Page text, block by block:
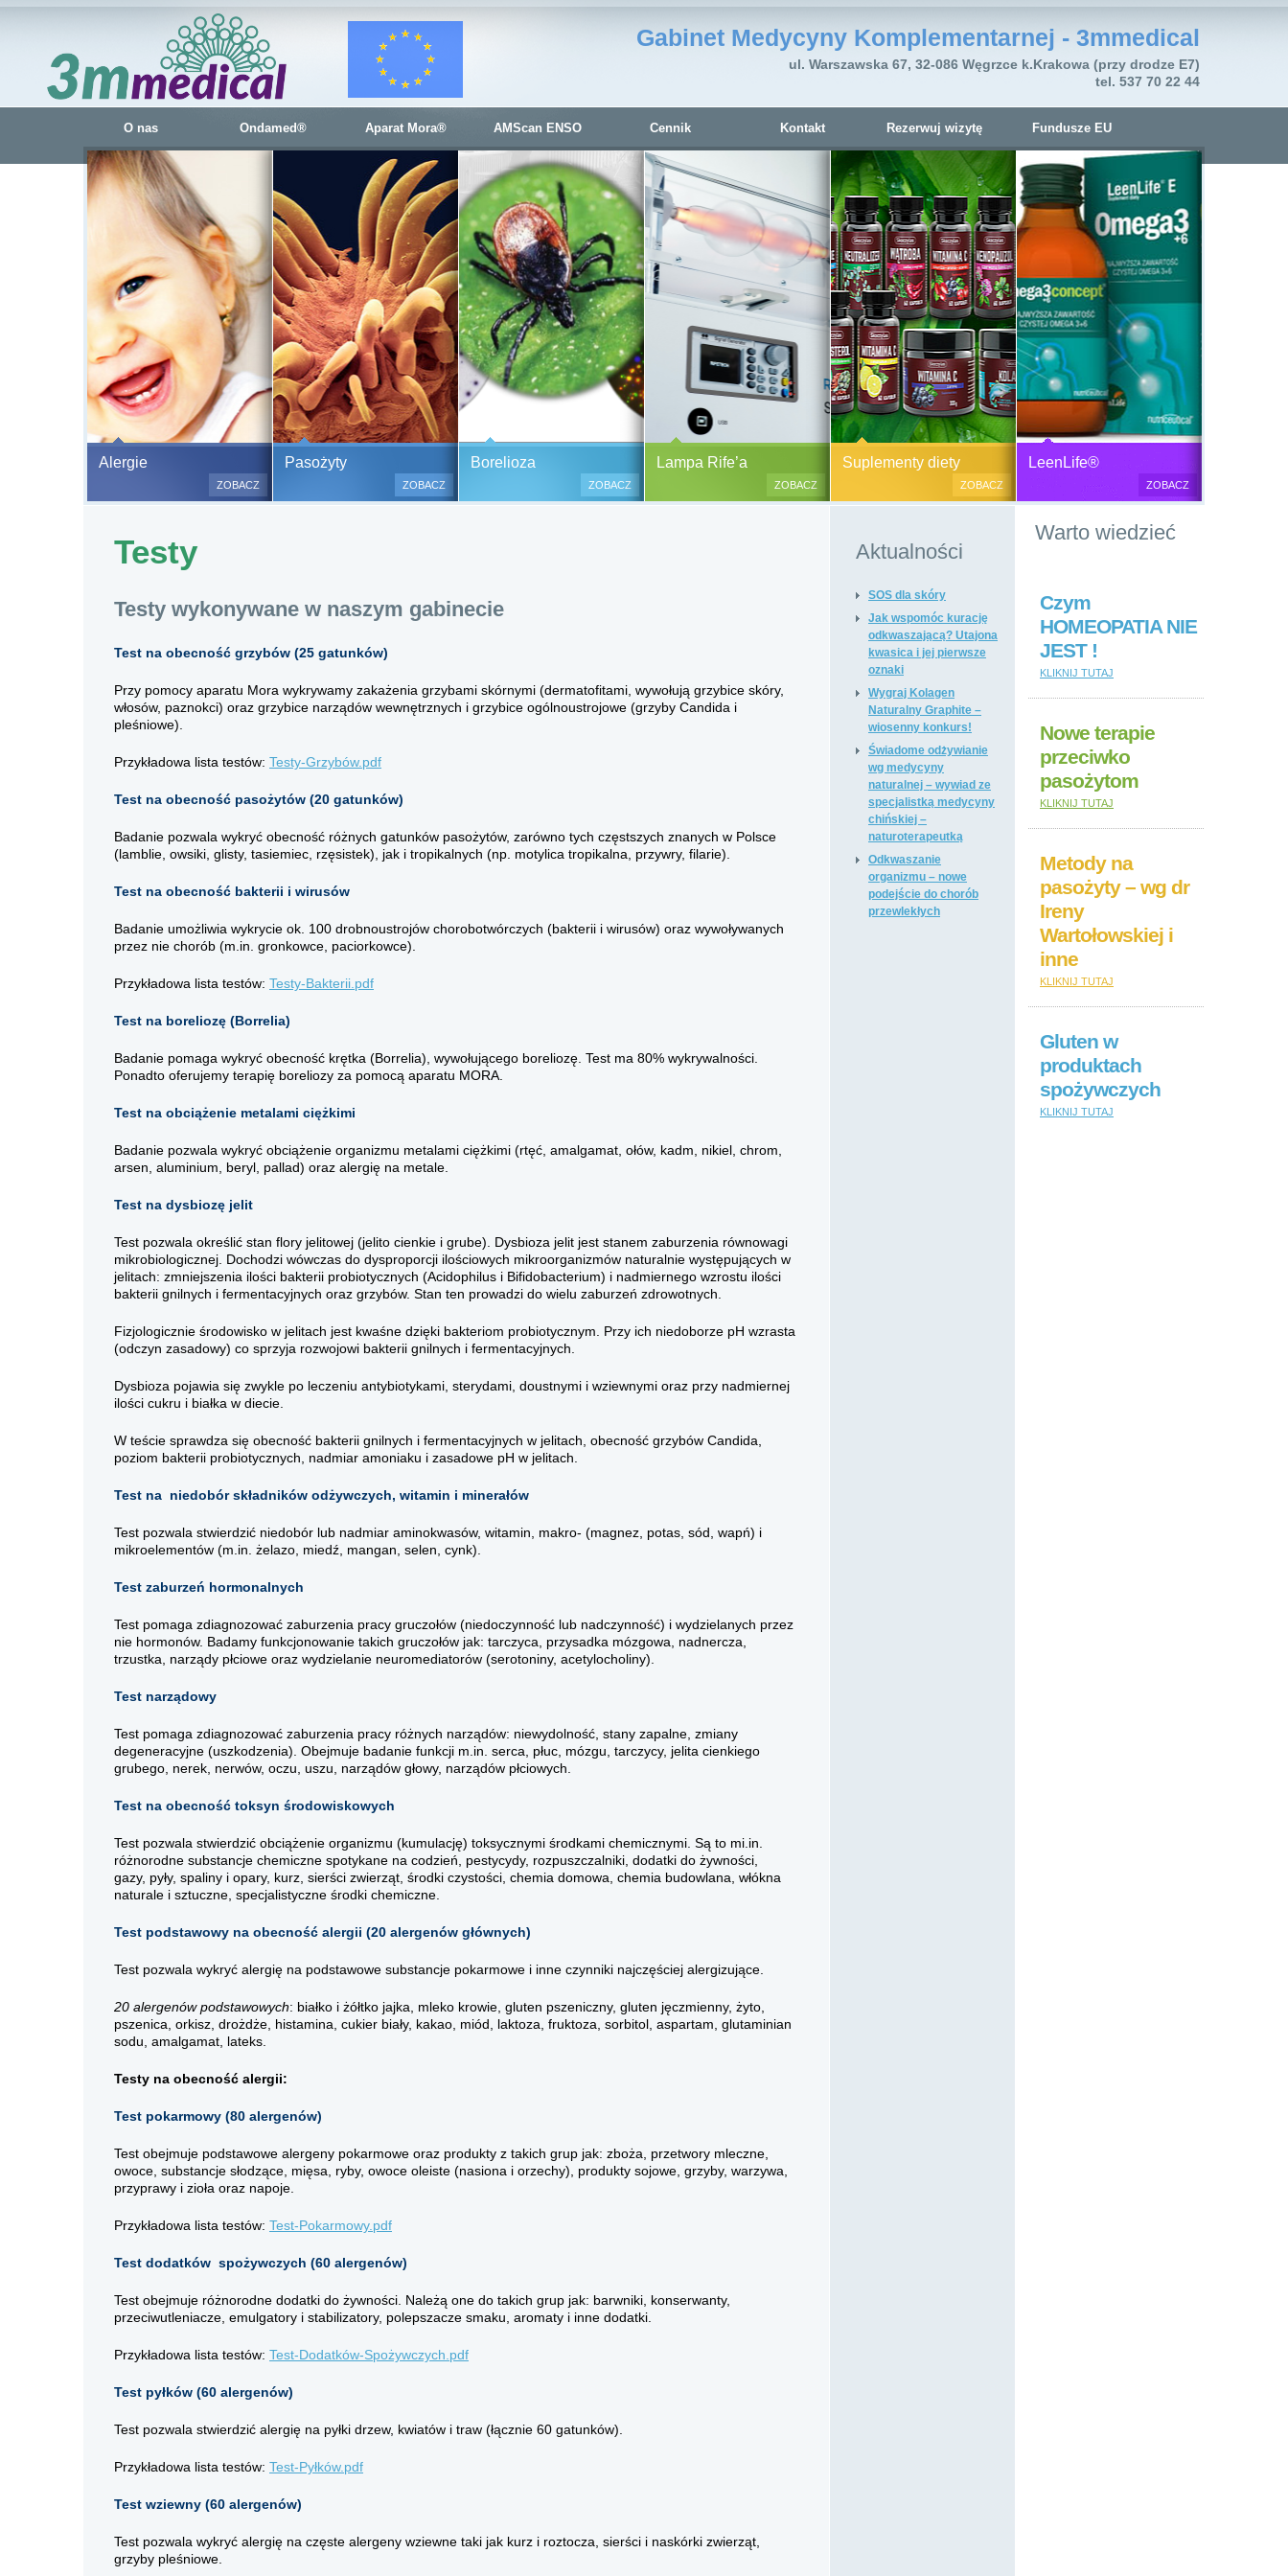
O nas Ondamed® Aparat Mora® AMScan ENSO Cennik Kontakt Rezerwuj wizytę Fundusze EU
Gabinet Medycyny Komplementarnej - 3mmedical
ul. Warszawska 67, 32-086 Węgrzce k.Krakowa (przy drodze E7)
tel. 537 70 22 44
Alergie
Bezbolesne testy alergiczne na ok.
500 alergenów oraz zabiegi
odczulające.
ZOBACZ
Pasożyty
Pasożyty, grzyby, bakterie
(BORELIOZA) i wirusy – diagnostyka
meszki.
ZOBACZ
Borelioza Borelioza i koinfekcje
ZOBACZ
Lampa Rife’a
Generator plazmy
ZOBACZ
Suplementy diety
Suplementy diety, zdrowa żywność i
przeciwbakteryjne, przeciwgrzybicze
ogólnie wzmacniające i regulujące
funkcje organizmu, dietetyczne i
regulujące pracę układu
tkanki łącznej i kosmetyki naturalne,
Nona, Colway, Morinda, Forever.
ZOBACZ
LeenLife®
ZOBACZ
Testy
Testy wykonywane w naszym gabinecie
Test na obecność grzybów (25 gatunków)
Przy pomocy aparatu Mora wykrywamy zakażenia grzybami skórnymi (dermatofitami, wywołują grzybice skóry,
włosów, paznokci) oraz grzybice narządów wewnętrznych i grzybice ogólnoustrojowe (grzyby Candida i
pleśniowe).
Przykładowa lista testów: Testy-Grzybów.pdf
Test na obecność pasożytów (20 gatunków)
Badanie pozwala wykryć obecność różnych gatunków pasożytów, zarówno tych częstszych znanych w Polsce
(lamblie, owsiki, glisty, tasiemiec, rzęsistek), jak i tropikalnych (np. motylica tropikalna, przywry, filarie).
Test na obecność bakterii i wirusów
Badanie umożliwia wykrycie ok. 100 drobnoustrojów chorobotwórczych (bakterii i wirusów) oraz wywoływanych
przez nie chorób (m.in. gronkowce, paciorkowce).
Przykładowa lista testów: Testy-Bakterii.pdf
Test na boreliozę (Borrelia)
Badanie pomaga wykryć obecność krętka (Borrelia), wywołującego boreliozę. Test ma 80% wykrywalności.
Ponadto oferujemy terapię boreliozy za pomocą aparatu MORA.
Test na obciążenie metalami ciężkimi
Badanie pozwala wykryć obciążenie organizmu metalami ciężkimi (rtęć, amalgamat, ołów, kadm, nikiel, chrom,
arsen, aluminium, beryl, pallad) oraz alergię na metale.
Test na dysbiozę jelit
Test pozwala określić stan flory jelitowej (jelito cienkie i grube). Dysbioza jelit jest stanem zaburzenia równowagi
mikrobiologicznej. Dochodzi wówczas do dysproporcji ilościowych mikroorganizmów naturalnie występujących w
jelitach: zmniejszenia ilości bakterii probiotycznych (Acidophilus i Bifidobacterium) i nadmiernego wzrostu ilości
bakterii gnilnych i fermentacyjnych oraz grzybów. Stan ten prowadzi do wielu zaburzeń zdrowotnych.
Fizjologicznie środowisko w jelitach jest kwaśne dzięki bakteriom probiotycznym. Przy ich niedoborze pH wzrasta
(odczyn zasadowy) co sprzyja rozwojowi bakterii gnilnych i fermentacyjnych.
Dysbioza pojawia się zwykle po leczeniu antybiotykami, sterydami, doustnymi i wziewnymi oraz przy nadmiernej
ilości cukru i białka w diecie.
W teście sprawdza się obecność bakterii gnilnych i fermentacyjnych w jelitach, obecność grzybów Candida,
poziom bakterii probiotycznych, nadmiar amoniaku i zasadowe pH w jelitach.
Test na niedobór składników odżywczych, witamin i minerałów
Test pozwala stwierdzić niedobór lub nadmiar aminokwasów, witamin, makro- (magnez, potas, sód, wapń) i
mikroelementów (m.in. żelazo, miedź, mangan, selen, cynk).
Test zaburzeń hormonalnych
Test pomaga zdiagnozować zaburzenia pracy gruczołów (niedoczynność lub nadczynność) i wydzielanych przez
nie hormonów. Badamy funkcjonowanie takich gruczołów jak: tarczyca, przysadka mózgowa, nadnercza,
trzustka, narządy płciowe oraz wydzielanie neuromediatorów (serotoniny, acetylocholiny).
Test narządowy
Test pomaga zdiagnozować zaburzenia pracy różnych narządów: niewydolność, stany zapalne, zmiany
degeneracyjne (uszkodzenia). Obejmuje badanie funkcji m.in. serca, płuc, mózgu, tarczycy, jelita cienkiego
grubego, nerek, nerwów, oczu, uszu, narządów głowy, narządów płciowych.
Test na obecność toksyn środowiskowych
Test pozwala stwierdzić obciążenie organizmu (kumulację) toksycznymi środkami chemicznymi. Są to mi.in.
różnorodne substancje chemiczne spotykane na codzień, pestycydy, rozpuszczalniki, dodatki do żywności,
gazy, pyły, spaliny i opary, kurz, sierści zwierząt, środki czystości, chemia domowa, chemia budowlana, włókna
naturale i sztuczne, specjalistyczne środki chemiczne.
Test podstawowy na obecność alergii (20 alergenów głównych)
Test pozwala wykryć alergię na podstawowe substancje pokarmowe i inne czynniki najczęściej alergizujące.
20 alergenów podstawowych: białko i żółtko jajka, mleko krowie, gluten pszeniczny, gluten jęczmienny, żyto,
pszenica, orkisz, drożdże, histamina, cukier biały, kakao, miód, laktoza, fruktoza, sorbitol, aspartam, glutaminian
sodu, amalgamat, lateks.
Testy na obecność alergii:
Test pokarmowy (80 alergenów)
Test obejmuje podstawowe alergeny pokarmowe oraz produkty z takich grup jak: zboża, przetwory mleczne,
owoce, substancje słodzące, mięsa, ryby, owoce oleiste (nasiona i orzechy), produkty sojowe, grzyby, warzywa,
przyprawy i zioła oraz napoje.
Przykładowa lista testów: Test-Pokarmowy.pdf
Test dodatków spożywczych (60 alergenów)
Test obejmuje różnorodne dodatki do żywności. Należą one do takich grup jak: barwniki, konserwanty,
przeciwutleniacze, emulgatory i stabilizatory, polepszacze smaku, aromaty i inne dodatki.
Przykładowa lista testów: Test-Dodatków-Spożywczych.pdf
Test pyłków (60 alergenów)
Test pozwala stwierdzić alergię na pyłki drzew, kwiatów i traw (łącznie 60 gatunków).
Przykładowa lista testów: Test-Pyłków.pdf
Test wziewny (60 alergenów)
Test pozwala wykryć alergię na częste alergeny wziewne taki jak kurz i roztocza, sierści i naskórki zwierząt,
grzyby pleśniowe.
Aktualności
SOS dla skóry
Jak wspomóc kurację
odkwaszającą? Utajona
kwasica i jej pierwsze
oznaki
Wygraj Kolagen
Naturalny Graphite –
wiosenny konkurs!
Świadome odżywianie
wg medycyny
naturalnej – wywiad ze
specjalistką medycyny
chińskiej –
naturoterapeutką
Odkwaszanie
organizmu – nowe
podejście do chorób
przewlekłych
Warto wiedzieć
Czym
HOMEOPATIA NIE
JEST !
KLIKNIJ TUTAJ
Nowe terapie
przeciwko
pasożytom
KLIKNIJ TUTAJ
Metody na
pasożyty – wg dr
Ireny
Wartołowskiej i
inne
KLIKNIJ TUTAJ
Gluten w
produktach
spożywczych
KLIKNIJ TUTAJ